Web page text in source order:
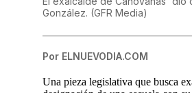
González. (GFR Media)
Por ELNUEVODIA.COM
Una pieza legislativa que busca